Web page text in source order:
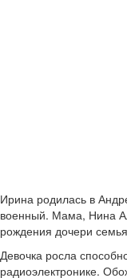
Ирина родилась в
военный. Мама, Нина
рождения дочери
Девочка росла
радиоэлектронике.